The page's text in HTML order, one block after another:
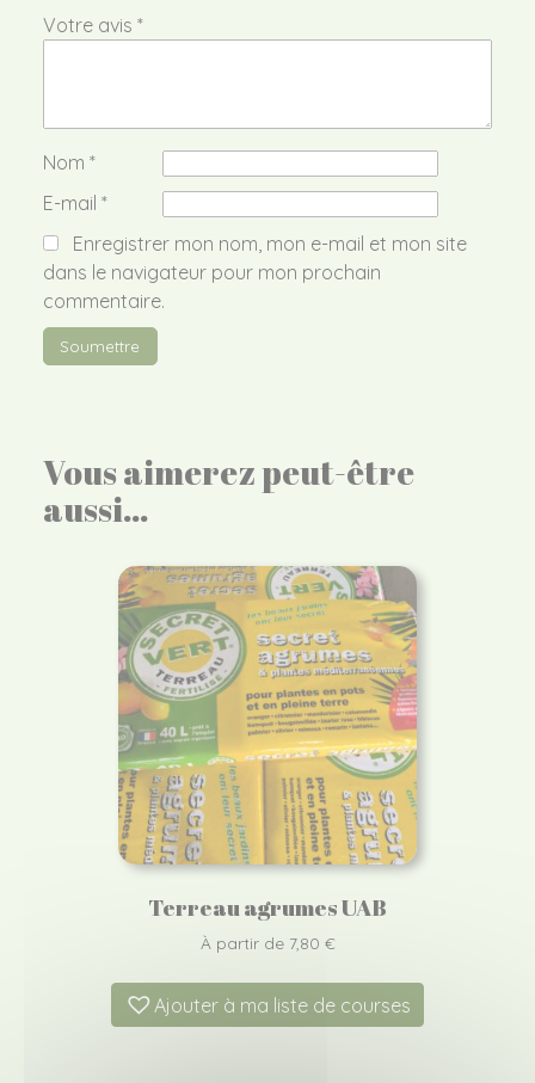
Votre avis *
Nom *
E-mail *
Enregistrer mon nom, mon e-mail et mon site
dans le navigateur pour mon prochain
commentaire.
Vous aimerez peut-être
aussi…
Terreau agrumes UAB
À partir de 7,80 €
Ajouter à ma liste de courses